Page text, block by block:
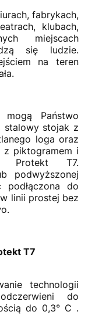
fabrykach,
klubach,
miejscach
się ludzie.
na teren
Państwo
stalowy stojak z
loga oraz
piktogramem i
Protekt T7.
podwyższonej
do
linii prostej bez
T7
technologii
do
do 0,3° C .